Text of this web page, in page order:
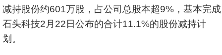
减持股份约601万股，占公司总股本超9%，基本完成
石头科技2月22日公布的合计11.1%的股份减持计
划。